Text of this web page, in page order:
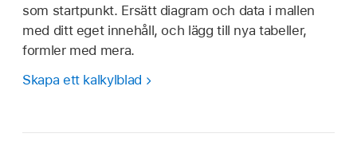
som startpunkt. Ersätt diagram och data i mallen
med ditt eget innehåll, och lägg till nya tabeller,
formler med mera.
Skapa ett kalkylblad